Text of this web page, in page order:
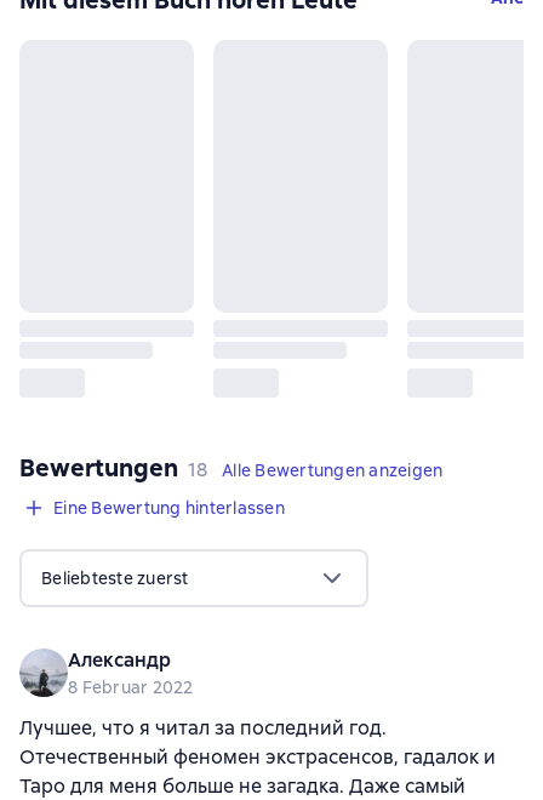
Bewertungen 18 Bewertungen
18
Alle Bewertungen anzeigen
Eine Bewertung hinterlassen
Beliebteste zuerst
Александр
8 Februar 2022
Лучшее, что я читал за последний год.
Отечественный феномен экстрасенсов, гадалок и
Таро для меня больше не загадка. Даже самый